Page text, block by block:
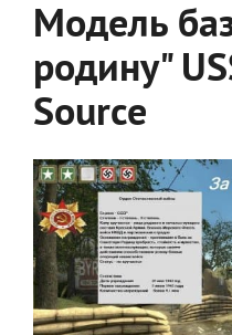
Модель
родину"
Source